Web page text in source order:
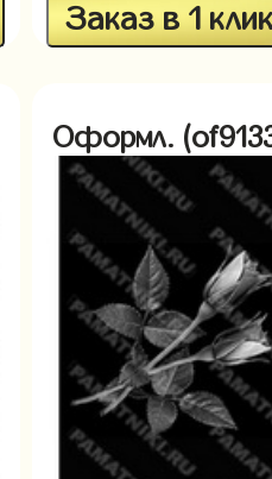
Заказ в 1
Оформл.